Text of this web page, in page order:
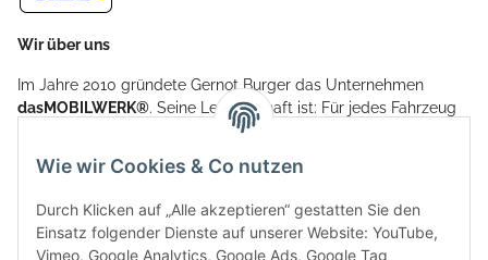
Wir über uns
Im Jahre 2010 gründete Gernot Burger das Unternehmen
dasMOBILWERK®. Seine Leidenschaft ist: Für jedes Fahrzeug
ein Car Cover anzubieten - passgenau und individuell.
Aufgrund der vielen positiven Kundenrückmeldungen kamen
weitere Produkte, wie Reifenschuhe, Hardtopständer hinzu.
Seine Reifenschoner werden in Deutschland produziert und
sind mit hochwertigen Techniken und Materialien gefertigt.
Wie wir Cookies & Co nutzen
Durch Klicken auf „Alle akzeptieren“ gestatten Sie den
Einsatz folgender Dienste auf unserer Website: YouTube,
Vimeo, Google Analytics, Google Ads, Google Tag